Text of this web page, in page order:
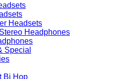
Headsets
Headphones
Special
Bị Họp